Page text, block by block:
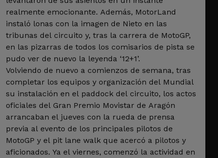
realmente emocionante. Además, MotorLand
instaló lonas con la imagen de Nieto en las
tribunas del circuito y, tras la carrera de MotoGP,
en las pizarras de todos los comisarios de pista se
pudo ver de nuevo la leyenda ‘12+1’.
Volviendo de nuevo a comienzos de semana, tras
completar los equipos y organización del Mundial
su instalación en el paddock del circuito, los actos
oficiales del Gran Premio Movistar de Aragón
arrancaban el jueves con la rueda de prensa
previa al evento de los principales pilotos de
MotoGP y el pit lane walk que acercó a pilotos y
aficionados. Ya el viernes, comenzó la actividad en